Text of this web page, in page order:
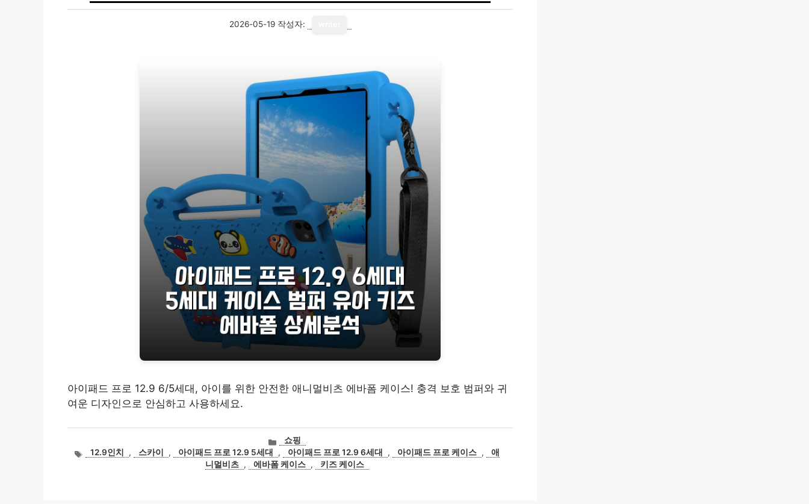
2026-05-19 작성자:
아이패드 프로 12.9 6/5세대, 아이를 위한 안전한 애니멀비츠 에바폼 케이스! 충격 보호 범퍼와 귀
여운 디자인으로 안심하고 사용하세요.
카
테
고
쇼핑
태12.9인치 , 스카이 , 아이패드 프로 12.9 5세대 , 아이패드 프로 12.9 6세대 , 아이패드 프로 케이스 ,
애
니멀비츠 , 에바폼 케이스 , 키즈 케이스